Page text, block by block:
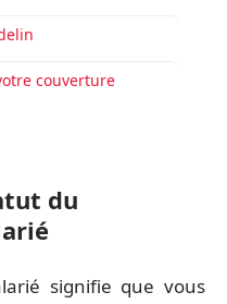
couverture
du
signifie que vous